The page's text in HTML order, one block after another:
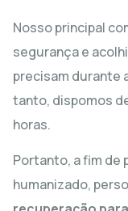
Nosso principal
segurança e
precisam durante
tanto, dispomos
horas.
Portanto, a fim de
humanizado,